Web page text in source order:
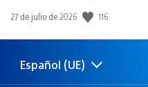
Fecha
publicación:
27 de julio de 2026 116
Selecciona
una
Región
actual:
Español (UE)